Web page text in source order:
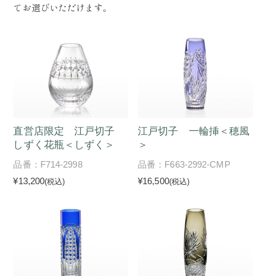
てお選びいただけます。
直営店限定 江戸切子
しずく花瓶＜しずく＞
品番：F714-2998
¥13,200(税込)
江戸切子 一輪挿＜穂風
＞
品番：F663-2992-CMP
¥16,500(税込)